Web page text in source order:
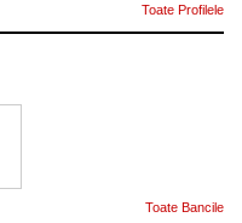
Toate Profilele
Toate Bancile